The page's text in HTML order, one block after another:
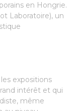
en Hongrie.
Laboratoire), un
expositions
intérêt et qui
même